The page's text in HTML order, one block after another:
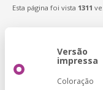
Esta página foi vista 1311
Versão
impressa
Coloração